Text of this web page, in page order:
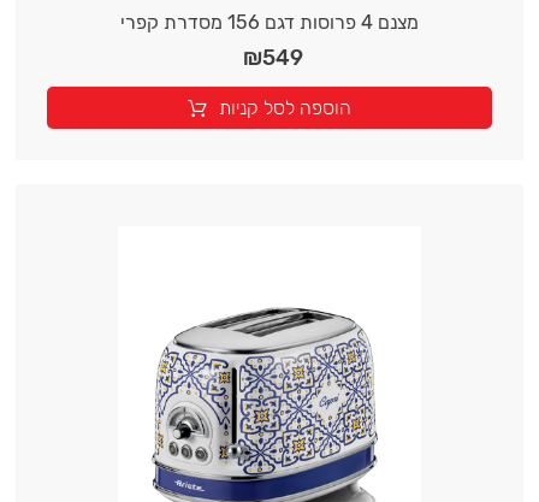
מצנם 4 פרוסות דגם 156 מסדרת קפרי
₪549
הוספה לסל קניות